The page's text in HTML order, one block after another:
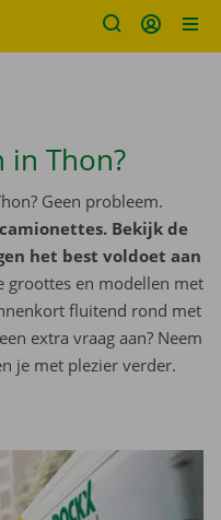
in Thon?
Geen probleem.
Bekijk de
het best voldoet aan
groottes en modellen met
fluitend rond met
extra vraag aan? Neem
je met plezier verder.